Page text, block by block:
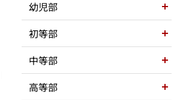
幼児部
初等部
中等部
高等部